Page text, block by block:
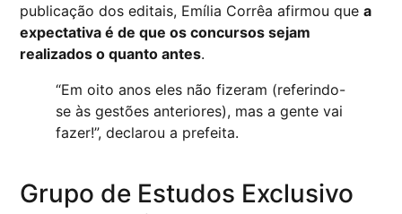
publicação dos editais, Emília Corrêa afirmou quea
expectativa é de que os concursos sejam
realizados o quanto antes.
“Em oito anos eles não fizeram (referindo-
se às gestões anteriores), mas a gente vai
fazer!”, declarou a prefeita.
Grupo de Estudos Exclusivo